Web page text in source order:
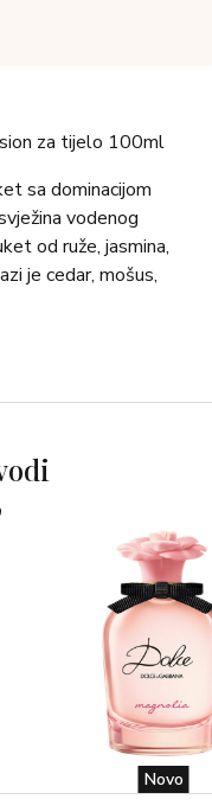
za tijelo 100ml
sa dominacijom
vodenog
od ruže, jasmina,
je cedar, mošus,
Novo